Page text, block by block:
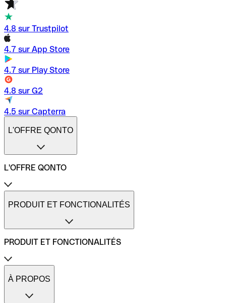
4.8 sur Trustpilot
4.7 sur App Store
4.7 sur Play Store
4.8 sur G2
4.5 sur Capterra
L'OFFRE QONTO
L'OFFRE QONTO
Tarifs
Compte pro en ligne
Compte pro petites entreprises
Moyens de paiement
Transferts instantanés
Gestion des dépenses pro
Comparateurs de comptes pro
Calculateur de ROI
PRODUIT ET FONCTIONALITÉS
PRODUIT ET FONCTIONALITÉS
Cartes de paiement Qonto
Carte One
Carte X
À PROPOS